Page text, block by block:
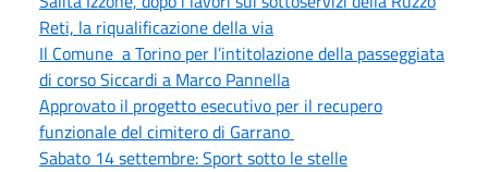
Reti, la riqualificazione della via
Il Comune a Torino per l’intitolazione della passeggiata
di corso Siccardi a Marco Pannella
Approvato il progetto esecutivo per il recupero
funzionale del cimitero di Garrano
Sabato 14 settembre: Sport sotto le stelle